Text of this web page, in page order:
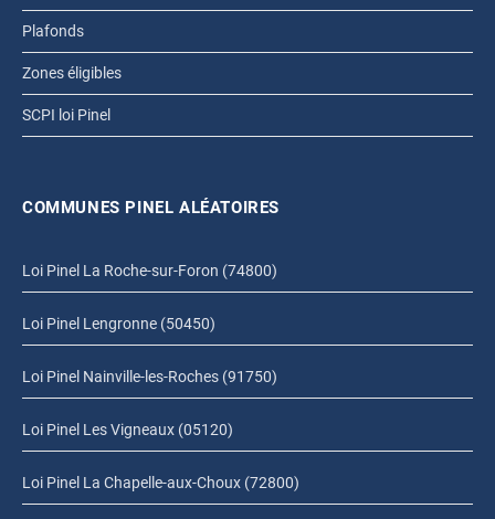
Plafonds
Zones éligibles
SCPI loi Pinel
COMMUNES PINEL ALÉATOIRES
Loi Pinel La Roche-sur-Foron (74800)
Loi Pinel Lengronne (50450)
Loi Pinel Nainville-les-Roches (91750)
Loi Pinel Les Vigneaux (05120)
Loi Pinel La Chapelle-aux-Choux (72800)